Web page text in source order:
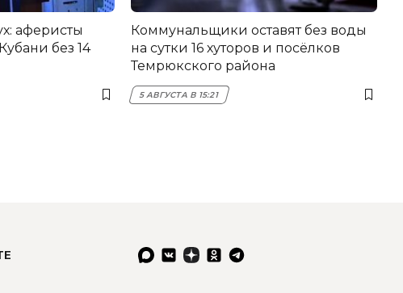
аферисты
без 14
Коммунальщики оставят без воды
на сутки 16 хуторов и посёлков
Темрюкского района
5 АВГУСТА В 15:21